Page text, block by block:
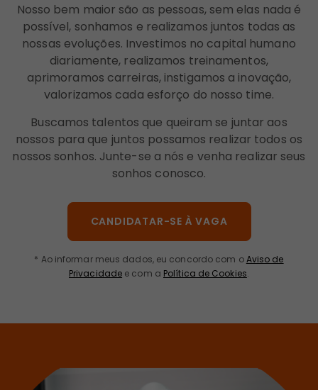
Nosso bem maior são as pessoas, sem elas nada é
possível, sonhamos e realizamos juntos todas as
nossas evoluções. Investimos no capital humano
diariamente, realizamos treinamentos,
aprimoramos carreiras, instigamos a inovação,
valorizamos cada esforço do nosso time.
Buscamos talentos que queiram se juntar aos
nossos para que juntos possamos realizar todos os
nossos sonhos. Junte-se a nós e venha realizar seus
sonhos conosco.
CANDIDATAR-SE À VAGA
* Ao informar meus dados, eu concordo com oAviso de
Privacidade e com a Política de Cookies.